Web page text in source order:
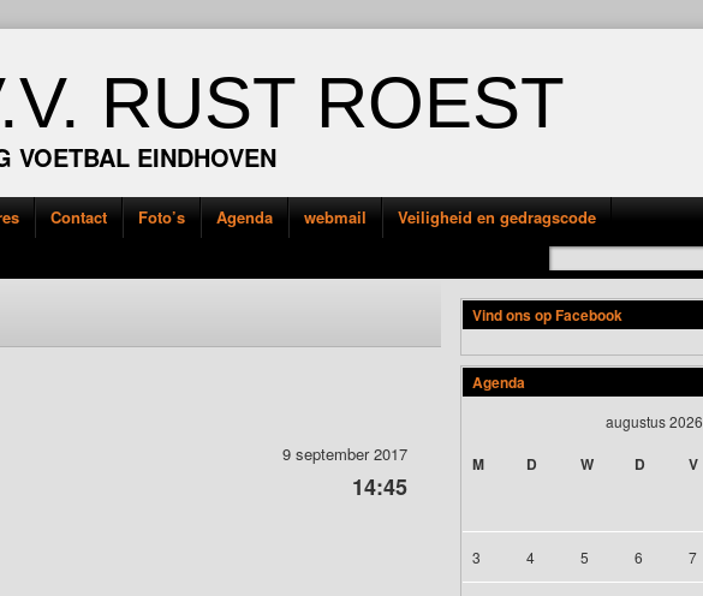
RUST ROEST
VOETBAL EINDHOVEN
Contact Foto’s Agenda webmail Veiligheid en gedragscode
9 september 2017
14:45
Vind ons op Facebook
Agenda
augustus 2026
M D W D V
3 4 5 6 7